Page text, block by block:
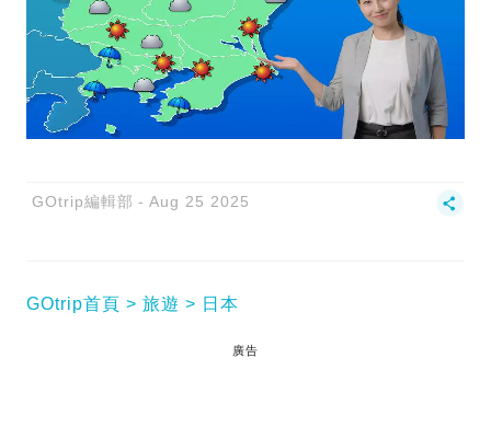
GOtrip編輯部 Aug 25 2025
GOtrip首頁 旅遊 日本
廣告